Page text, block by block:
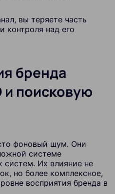
вы теряете часть
контроля над его
бренда
и поисковую
фоновый шум. Они
системе
систем. Их влияние не
но более комплексное,
восприятия бренда в